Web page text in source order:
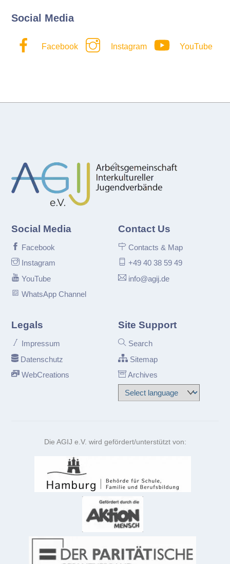
Social Media
Facebook Instagram YouTube
Back
To
Top
Social Media
Facebook
Instagram
YouTube
WhatsApp Channel
Contact Us
Contacts & Map
+49 40 38 59 49
info@agij.de
Legals
Impressum
Datenschutz
WebCreations
Site Support
Search
Sitemap
Archives
Die AGIJ e.V. wird gefördert/unterstützt von: